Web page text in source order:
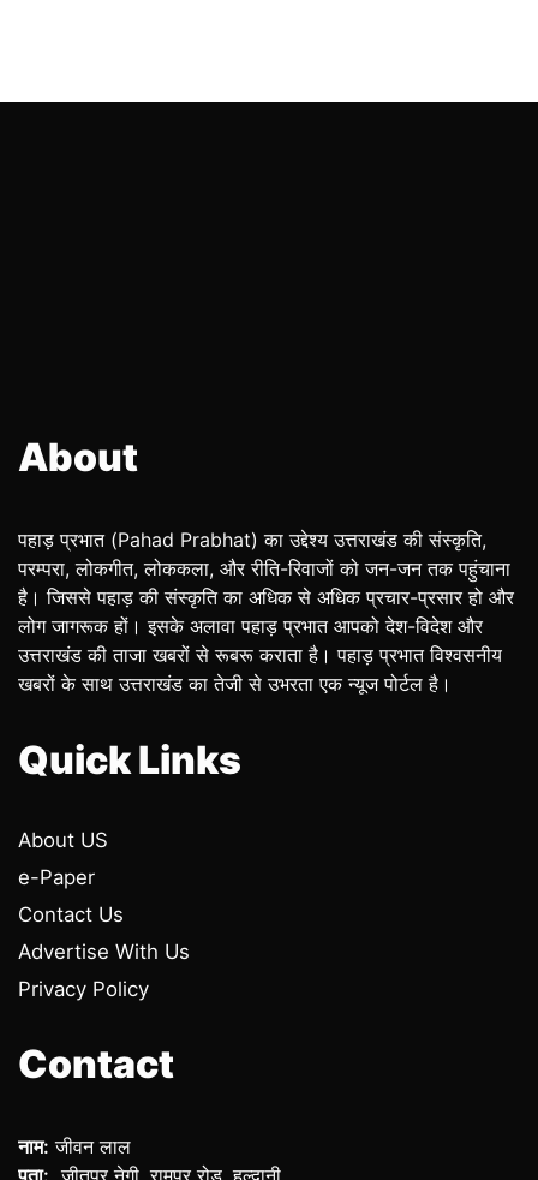
About
पहाड़ प्रभात (Pahad Prabhat) का उद्देश्य उत्तराखंड की संस्कृति,
परम्परा, लोकगीत, लोककला, और रीति-रिवाजों को जन-जन तक पहुंचाना
है। जिससे पहाड़ की संस्कृति का अधिक से अधिक प्रचार-प्रसार हो और
लोग जागरूक हों। इसके अलावा पहाड़ प्रभात आपको देश-विदेश और
उत्तराखंड की ताजा खबरों से रूबरू कराता है। पहाड़ प्रभात विश्वसनीय
खबरों के साथ उत्तराखंड का तेजी से उभरता एक न्यूज पोर्टल है।
Quick Links
About US
e-Paper
Contact Us
Advertise With Us
Privacy Policy
Contact
नाम: जीवन लाल